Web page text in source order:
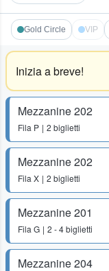
Gold Circle VIP
Inizia a breve!
Mezzanine 202
Fila P 2 biglietti
Mezzanine 202
Fila X 2 biglietti
Mezzanine 201
Fila G 2 - 4 biglietti
Mezzanine 204